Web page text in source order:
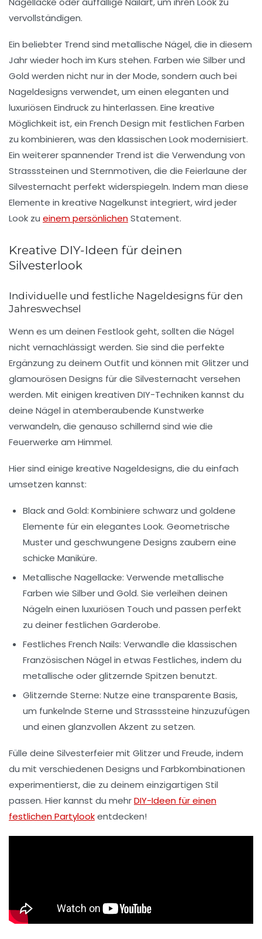
vervollständigen.
Ein beliebter Trend sind metallische Nägel, die in diesem
Jahr wieder hoch im Kurs stehen. Farben wie Silber und
Gold werden nicht nur in der Mode, sondern auch bei
Nageldesigns verwendet, um einen eleganten und
luxuriösen Eindruck zu hinterlassen. Eine kreative
Möglichkeit ist, ein French Design mit festlichen Farben
zu kombinieren, was den klassischen Look modernisiert.
Ein weiterer spannender Trend ist die Verwendung von
Strasssteinen und Sternmotiven, die die Feierlaune der
Silvesternacht perfekt widerspiegeln. Indem man diese
Elemente in kreative Nagelkunst integriert, wird jeder
Look zu einem persönlichenStatement.
Kreative DIY-Ideen für deinen
Silvesterlook
Individuelle und festliche Nageldesigns für den
Jahreswechsel
Wenn es um deinen Festlookgeht, sollten die Nägel
nicht vernachlässigt werden. Sie sind die perfekte
Ergänzung zu deinem Outfit und können mit Glitzer und
glamourösen Designs für die Silvesternacht versehen
werden. Mit einigen kreativen DIY-Techniken kannst du
deine Nägel in atemberaubende Kunstwerke
verwandeln, die genauso schillernd sind wie die
Feuerwerke am Himmel.
Hier sind einige kreative Nageldesigns, die du einfach
umsetzen kannst:
Black and Gold: Kombiniere schwarz und goldene
Elemente für ein elegantes Look. Geometrische
Muster und geschwungene Designs zaubern eine
schicke Maniküre.
Metallische Nagellacke: Verwende metallische
Farben wie Silber und Gold. Sie verleihen deinen
Nägeln einen luxuriösen Touch und passen perfekt
zu deiner festlichen Garderobe.
Festliches French Nails: Verwandle die klassischen
Französischen Nägel in etwas Festliches, indem du
metallische oder glitzernde Spitzen benutzt.
Glitzernde Sterne: Nutze eine transparente Basis,
um funkelnde Sterne und Strasssteine hinzuzufügen
und einen glanzvollen Akzent zu setzen.
Fülle deine Silvesterfeier mit Glitzer und Freude, indem
du mit verschiedenen Designs und Farbkombinationen
experimentierst, die zu deinem einzigartigen Stil
passen. Hier kannst du mehrDIY-Ideen für einen
festlichen Partylookentdecken!